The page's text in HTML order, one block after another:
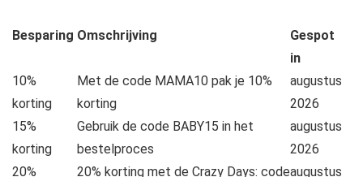
Besparing Omschrijving
Gespot
in
10%
korting
Met de code MAMA10 pak je 10%
korting
augustus
2026
15%
korting
Gebruik de code BABY15 in het
bestelproces
augustus
2026
20%
20% korting met de Crazy Days: codeaugustus